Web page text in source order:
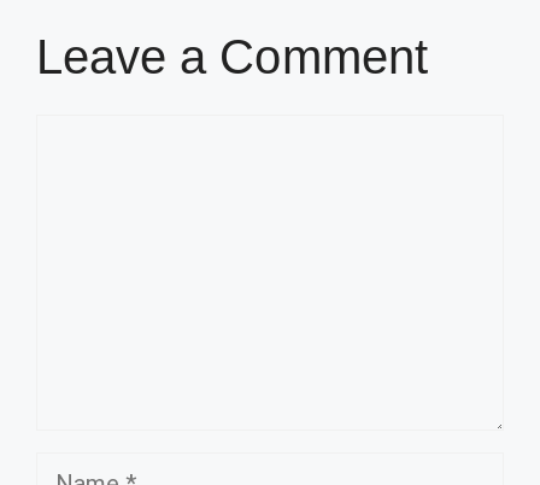
Leave a Comment
Name